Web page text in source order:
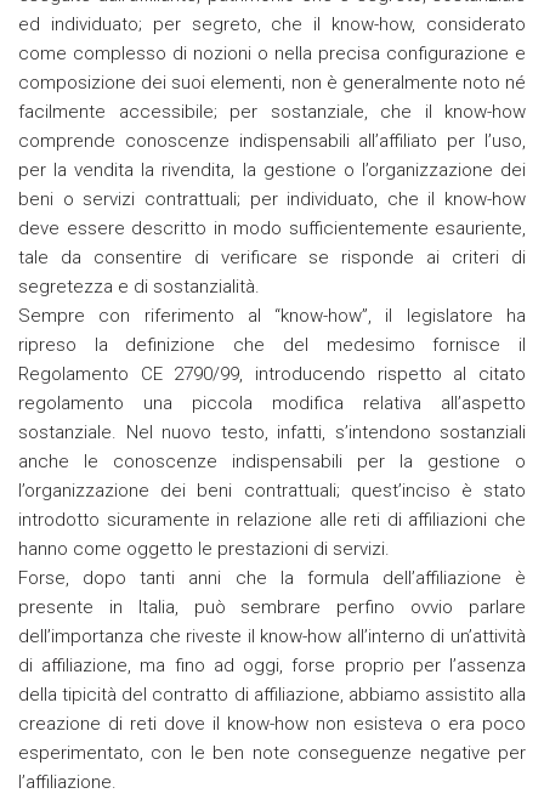
ed individuato; per segreto, che il know-how, considerato
come complesso di nozioni o nella precisa configurazione e
composizione dei suoi elementi, non è generalmente noto né
facilmente accessibile; per sostanziale, che il know-how
comprende conoscenze indispensabili all’affiliato per l’uso,
per la vendita la rivendita, la gestione o l’organizzazione dei
beni o servizi contrattuali; per individuato, che il know-how
deve essere descritto in modo sufficientemente esauriente,
tale da consentire di verificare se risponde ai criteri di
segretezza e di sostanzialità.
Sempre con riferimento al “know-how”, il legislatore ha
ripreso la definizione che del medesimo fornisce il
Regolamento CE 2790/99, introducendo rispetto al citato
regolamento una piccola modifica relativa all’aspetto
sostanziale. Nel nuovo testo, infatti, s’intendono sostanziali
anche le conoscenze indispensabili per la gestione o
l’organizzazione dei beni contrattuali; quest’inciso è stato
introdotto sicuramente in relazione alle reti di affiliazioni che
hanno come oggetto le prestazioni di servizi.
Forse, dopo tanti anni che la formula dell’affiliazione è
presente in Italia, può sembrare perfino ovvio parlare
dell’importanza che riveste il know-how all’interno di un’attività
di affiliazione, ma fino ad oggi, forse proprio per l’assenza
della tipicità del contratto di affiliazione, abbiamo assistito alla
creazione di reti dove il know-how non esisteva o era poco
esperimentato, con le ben note conseguenze negative per
l’affiliazione.